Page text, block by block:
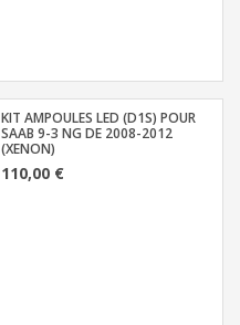
KIT AMPOULES LED (D1S) POUR
SAAB 9-3 NG DE 2008-2012
(XENON)
110,00 €